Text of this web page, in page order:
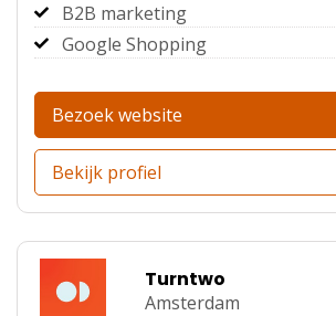
B2B marketing
Google Shopping
Bezoek website
Bekijk profiel
Turntwo
Amsterdam